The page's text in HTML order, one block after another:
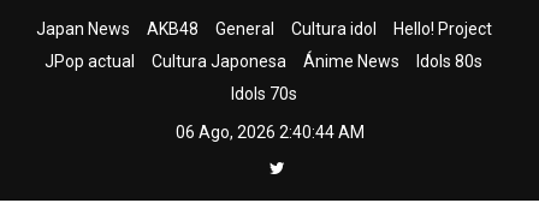
Japan News AKB48 General Cultura idol
Hello! Project
JPop actual
Cultura Japonesa Ánime News
Idols 80s
Idols 70s
06 Ago, 2026 2:40:45 AM